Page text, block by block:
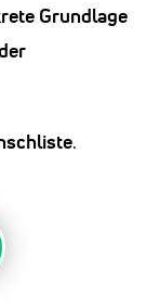
Grundlage
.